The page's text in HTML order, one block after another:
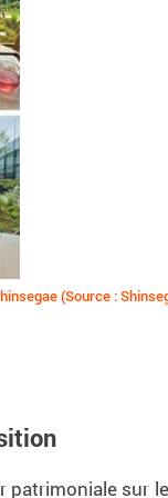
(Source :
patrimoniale